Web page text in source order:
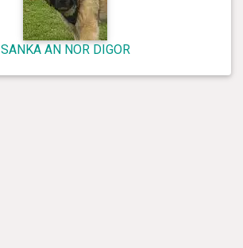
SANKA AN NOR DIGOR